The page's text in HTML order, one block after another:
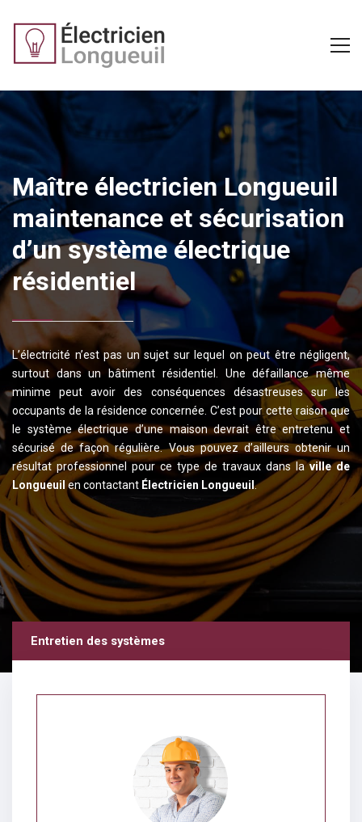
Maître électricien Longueuil
maintenance et sécurisation
d’un système électrique
résidentiel
L’électricité n’est pas un sujet sur lequel on peut être négligent,
surtout dans un bâtiment résidentiel. Une défaillance même
minime peut avoir des conséquences désastreuses sur les
occupants de la résidence concernée. C’est pour cette raison que
le système électrique d’une maison devrait être entretenu et
sécurisé de façon régulière. Vous pouvez d’ailleurs obtenir un
résultat professionnel pour ce type de travaux dans laville de
Longueuil en contactant Électricien Longueuil.
Entretien des systèmes